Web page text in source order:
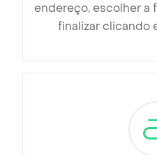
endereço, escolher a
finalizar clicando